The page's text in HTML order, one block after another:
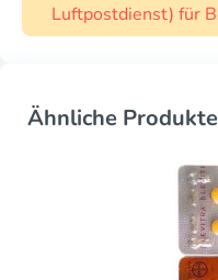
Luftpostdienst) für
Ähnliche